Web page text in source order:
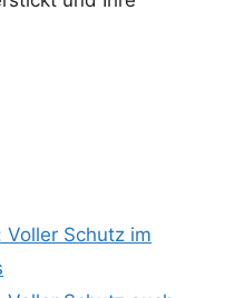
Schutz im